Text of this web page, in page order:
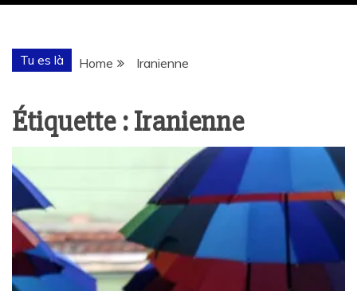
Tu es là Home Iranienne
Étiquette :Iranienne